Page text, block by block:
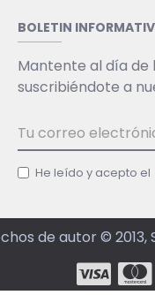
BOLETIN
Mantente al día de
suscribiéndote a
He leído y acepto el
de autor ©